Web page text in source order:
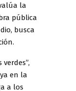
la
pública
busca
en la
a los